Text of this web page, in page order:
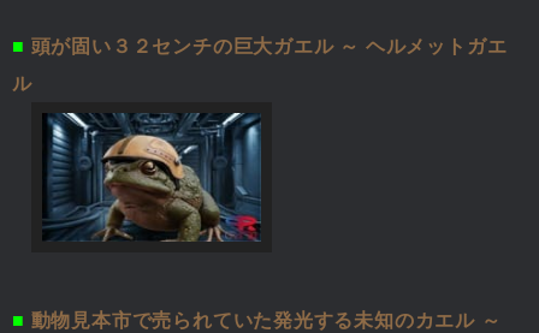
■ 頭が固い３２センチの巨大ガエル ～ ヘルメットガエ
ル
■ 動物見本市で売られていた発光する未知のカエル ～